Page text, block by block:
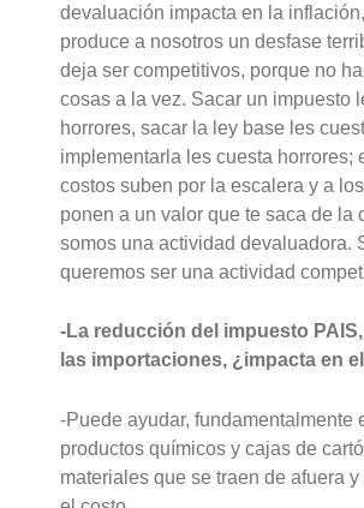
devaluación impacta en la
produce a nosotros un desfase
deja ser competitivos, porque no
cosas a la vez. Sacar un impuesto
horrores, sacar la ley base les
implementarla les cuesta horrores;
costos suben por la escalera y a
ponen a un valor que te saca de la
somos una actividad devaluadora.
queremos ser una actividad
-La reducción del impuesto
las importaciones, ¿impacta en
-Puede ayudar, fundamentalmente
productos químicos y cajas de
materiales que se traen de afuera